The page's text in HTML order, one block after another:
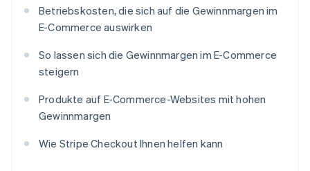
Betriebskosten, die sich auf die Gewinnmargen im
E-Commerce auswirken
So lassen sich die Gewinnmargen im E-Commerce
steigern
Produkte auf E-Commerce-Websites mit hohen
Gewinnmargen
Wie Stripe Checkout Ihnen helfen kann